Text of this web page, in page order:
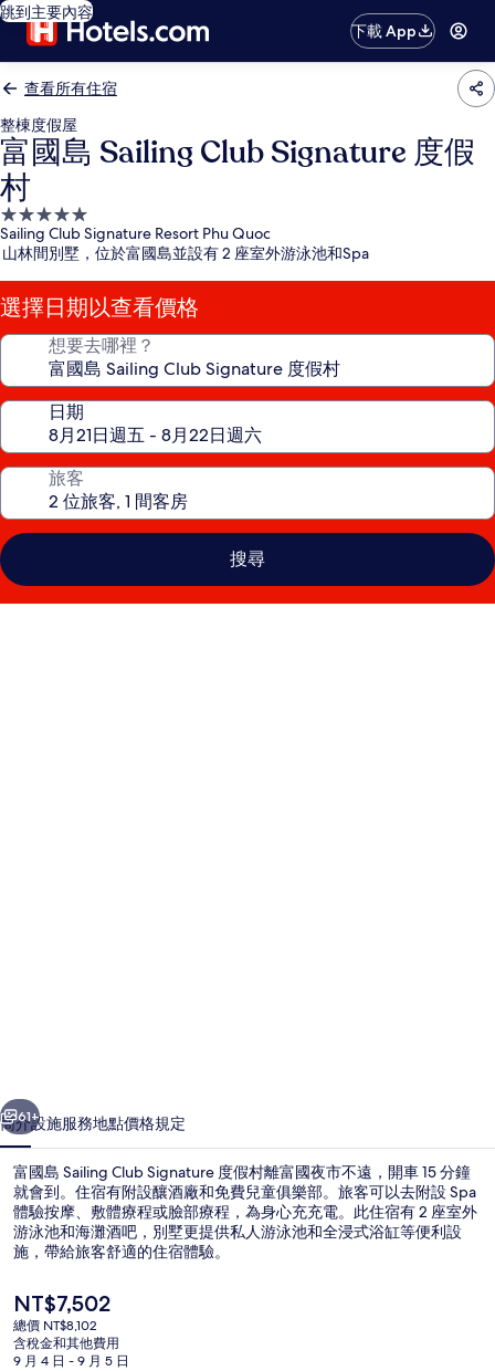
跳到主要內容
下載 App
查看所有住宿
整棟度假屋
富國島 Sailing Club Signature 度假
村
5.0
星
級
住
宿
Sailing Club Signature Resort Phu Quoc
山林間別墅，位於富國島並設有 2 座室外游泳池和Spa
選擇日期以查看價格
想要去哪裡？
日期
旅客
搜尋
假
村
的
相
片
個 下一個
61+
簡介設施服務地點價格規定
富國島 Sailing Club Signature 度假村離富國夜市不遠，開車 15 分鐘
就會到。住宿有附設釀酒廠和免費兒童俱樂部。旅客可以去附設 Spa
體驗按摩、敷體療程或臉部療程，為身心充充電。此住宿有 2 座室外
游泳池和海灘酒吧，別墅更提供私人游泳池和全浸式浴缸等便利設
施，帶給旅客舒適的住宿體驗。
目
前
的
價
NT$7,502
總價 NT$8,102
含稅金和其他費用
9 月 4 日 - 9 月 5 日